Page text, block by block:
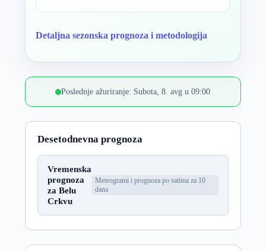
Detaljna sezonska prognoza i metodologija
Poslednje ažuriranje: Subota, 8. avg u 09:00
Desetodnevna prognoza
Vremenska
prognoza
za Belu
Crkvu
Meteogrami i prognoza po satima za 10
dana